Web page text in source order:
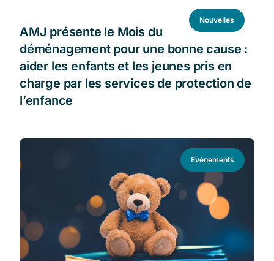
Nouvelles
AMJ présente le Mois du
déménagement pour une bonne cause :
aider les enfants et les jeunes pris en
charge par les services de protection de
l’enfance
Événements